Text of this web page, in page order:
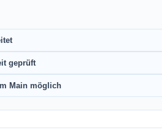
geprüft
Main möglich